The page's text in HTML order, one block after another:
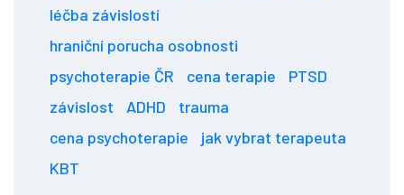
léčba závislostí
hraniční porucha osobnosti
psychoterapie ČR
cena terapie
PTSD
závislost
ADHD
trauma
cena psychoterapie
jak vybrat terapeuta
KBT